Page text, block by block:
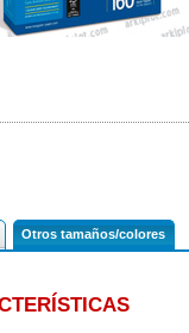
Otros tamaños/colores